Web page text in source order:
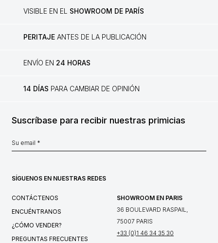
VISIBLE EN EL SHOWROOM DE PARÍS
PERITAJE ANTES DE LA PUBLICACIÓN
ENVÍO EN 24 HORAS
14 DÍAS PARA CAMBIAR DE OPINIÓN
Suscríbase para recibir nuestras primicias
SÍGUENOS EN NUESTRAS REDES
CONTÁCTENOS
ENCUÉNTRANOS
¿CÓMO VENDER?
PREGUNTAS FRECUENTES
SHOWROOM EN PARIS
36 BOULEVARD RASPAIL,
75007 PARIS
+33 (0)1 46 34 35 30